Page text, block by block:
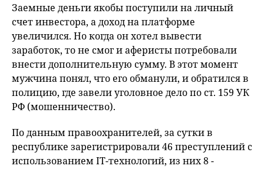
Заемные деньги якобы поступили на личный
счет инвестора, а доход на платформе
увеличился. Но когда он хотел вывести
заработок, то не смог и аферисты потребовали
внести дополнительную сумму. В этот момент
мужчина понял, что его обманули, и обратился в
полицию, где завели уголовное дело по ст. 159 УК
РФ (мошенничество).
По данным правоохранителей, за сутки в
республике зарегистрировали 46 преступлений с
использованием IT-технологий, из них 8 -